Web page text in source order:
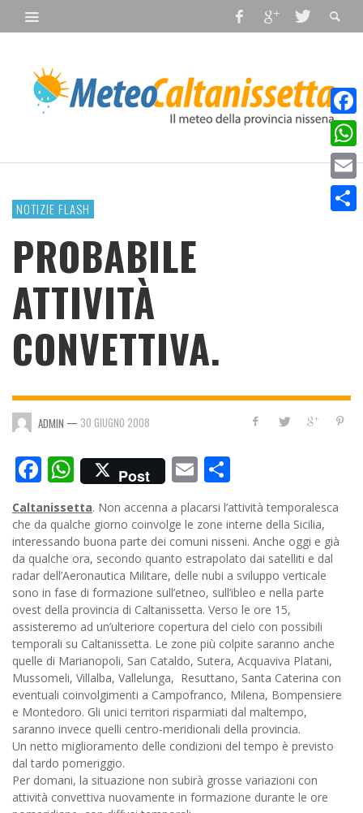
NOTIZIE FLASH
PROBABILE
ATTIVITÀ
CONVETTIVA.
ADMIN — 30 GIUGNO 2008
Facebook
WhatsApp
Post Email
Caltanissetta. Non accenna a placarsi l’attività temporalesca
che da qualche giorno coinvolge le zone interne della Sicilia,
interessando buona parte dei comuni nisseni. Anche oggi e già
da qualche ora, secondo quanto estrapolato dai satelliti e dal
radar dell’Aeronautica Militare, delle nubi a sviluppo verticale
sono in fase di formazione sull’etneo, sull’ibleo e nella parte
ovest della provincia di Caltanissetta. Verso le ore 15,
assisteremo ad un’ulteriore copertura del cielo con possibili
temporali su Caltanissetta. Le zone più colpite saranno anche
quelle di Marianopoli, San Cataldo, Sutera, Acquaviva Platani,
Mussomeli, Villalba, Vallelunga, Resuttano, Santa Caterina con
eventuali coinvolgimenti a Campofranco, Milena, Bompensiere
e Montedoro. Gli unici territori risparmiati dal maltempo,
saranno invece quelli centro-meridionali della provincia.
Un netto miglioramento delle condizioni del tempo è previsto
dal tardo pomeriggio.
Per domani, la situazione non subirà grosse variazioni con
attività convettiva nuovamente in formazione durante le ore
Email